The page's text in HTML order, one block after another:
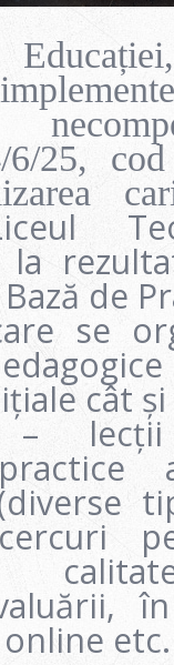
6/25,
la
de
se
cât
– lecții
online